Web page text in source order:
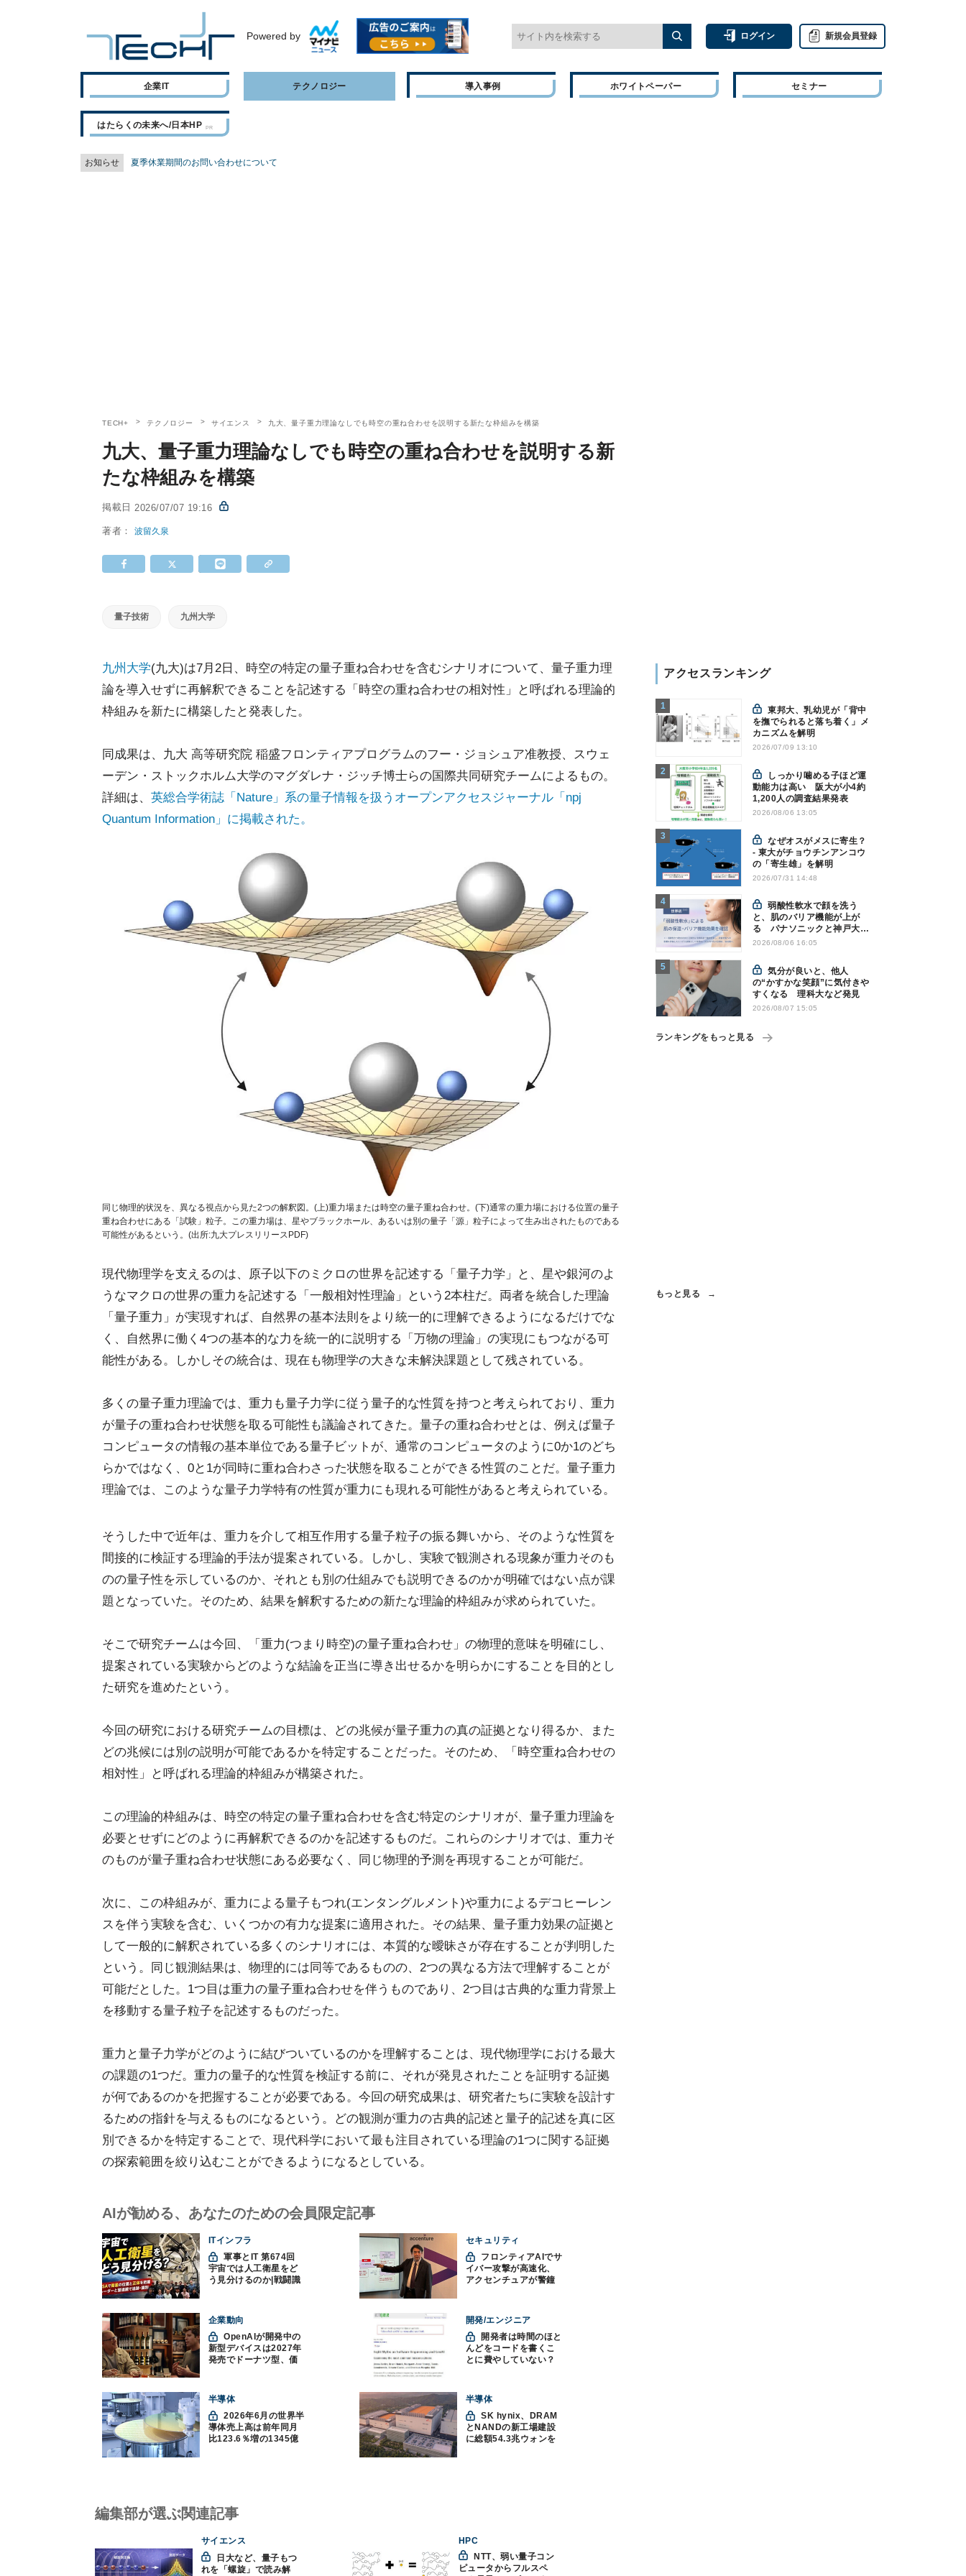
Powered by ログイン 新規会員登録
企業IT テクノロジー 導入事例 ホワイトペーパー セミナー
はたらくの未来へ/日本HP
お知らせ 夏季休業期間のお問い合わせについて
TECH+ テクノロジー サイエンス 九大、量子重力理論なしでも時空の重ね合わせを説明する新たな枠組みを構築
九大、量子重力理論なしでも時空の重ね合わせを説明する新
たな枠組みを構築
掲載日 2026/07/07 19:16
著者：波留久泉
量子技術 九州大学
九州大学(九大)は7月2日、時空の特定の量子重ね合わせを含むシナリオについて、量子重力理
論を導入せずに再解釈できることを記述する「時空の重ね合わせの相対性」と呼ばれる理論的
枠組みを新たに構築したと発表した。
同成果は、九大 高等研究院 稲盛フロンティアプログラムのフー・ジョシュア准教授、スウェ
ーデン・ストックホルム大学のマグダレナ・ジッチ博士らの国際共同研究チームによるもの。
詳細は、 英総合学術誌「Nature」系の量子情報を扱うオープンアクセスジャーナル「npj
Quantum Information」に掲載された。
同じ物理的状況を、異なる視点から見た2つの解釈図。(上)重力場または時空の量子重ね合わせ。(下)通常の重力場における位置の量子
重ね合わせにある「試験」粒子。この重力場は、星やブラックホール、あるいは別の量子「源」粒子によって生み出されたものである
可能性があるという。(出所:九大プレスリリースPDF)
現代物理学を支えるのは、原子以下のミクロの世界を記述する「量子力学」と、星や銀河のよ
うなマクロの世界の重力を記述する「一般相対性理論」という2本柱だ。両者を統合した理論
「量子重力」が実現すれば、自然界の基本法則をより統一的に理解できるようになるだけでな
く、自然界に働く4つの基本的な力を統一的に説明する「万物の理論」の実現にもつながる可
能性がある。しかしその統合は、現在も物理学の大きな未解決課題として残されている。
多くの量子重力理論では、重力も量子力学に従う量子的な性質を持つと考えられており、重力
が量子の重ね合わせ状態を取る可能性も議論されてきた。量子の重ね合わせとは、例えば量子
コンピュータの情報の基本単位である量子ビットが、通常のコンピュータのように0か1のどち
らかではなく、0と1が同時に重ね合わさった状態を取ることができる性質のことだ。量子重力
理論では、このような量子力学特有の性質が重力にも現れる可能性があると考えられている。
そうした中で近年は、重力を介して相互作用する量子粒子の振る舞いから、そのような性質を
間接的に検証する理論的手法が提案されている。しかし、実験で観測される現象が重力そのも
のの量子性を示しているのか、それとも別の仕組みでも説明できるのかが明確ではない点が課
題となっていた。そのため、結果を解釈するための新たな理論的枠組みが求められていた。
そこで研究チームは今回、「重力(つまり時空)の量子重ね合わせ」の物理的意味を明確にし、
提案されている実験からどのような結論を正当に導き出せるかを明らかにすることを目的とし
た研究を進めたという。
今回の研究における研究チームの目標は、どの兆候が量子重力の真の証拠となり得るか、また
どの兆候には別の説明が可能であるかを特定することだった。そのため、「時空重ね合わせの
相対性」と呼ばれる理論的枠組みが構築された。
この理論的枠組みは、時空の特定の量子重ね合わせを含む特定のシナリオが、量子重力理論を
必要とせずにどのように再解釈できるのかを記述するものだ。これらのシナリオでは、重力そ
のものが量子重ね合わせ状態にある必要なく、同じ物理的予測を再現することが可能だ。
次に、この枠組みが、重力による量子もつれ(エンタングルメント)や重力によるデコヒーレン
スを伴う実験を含む、いくつかの有力な提案に適用された。その結果、量子重力効果の証拠と
して一般的に解釈されている多くのシナリオには、本質的な曖昧さが存在することが判明した
という。同じ観測結果は、物理的には同等であるものの、2つの異なる方法で理解することが
可能だとした。1つ目は重力の量子重ね合わせを伴うものであり、2つ目は古典的な重力背景上
を移動する量子粒子を記述するものだった。
重力と量子力学がどのように結びついているのかを理解することは、現代物理学における最大
の課題の1つだ。重力の量子的な性質を検証する前に、それが発見されたことを証明する証拠
が何であるのかを把握することが必要である。今回の研究成果は、研究者たちに実験を設計す
るための指針を与えるものになるという。どの観測が重力の古典的記述と量子的記述を真に区
別できるかを特定することで、現代科学において最も注目されている理論の1つに関する証拠
の探索範囲を絞り込むことができるようになるとしている。
AIが勧める、あなたのための会員限定記事
ITインフラ
軍事とIT 第674回
宇宙では人工衛星をど
う見分けるのか|戦闘識
セキュリティ
イバー攻撃が高速化、
アクセンチュアが警鐘
企業動向
OpenAIが開発中の
新型デバイスは2027年
発売でドーナツ型、価
開発/エンジニア
んどをコードを書くこ
とに費やしていない？
つの神話への賛否
半導体
2026年6月の世界半
導体売上高は前年同月
比123.6％増の1345億
半導体
SK hynix、DRAM
とNANDの新工場建設
に総額54.3兆ウォンを
アクセスランキング
東邦大、乳幼児が「背中
を撫でられると落ち着く」メ
カニズムを解明
2026/07/09 13:10
動能力は高い 阪大が小4約
1,200人の調査結果発表
2026/08/06 13:05
なぜオスがメスに寄生？
- 東大がチョウチンアンコウ
の「寄生雄」を解明
2026/07/31 14:48
弱酸性軟水で顔を洗う
と、肌のバリア機能が上が
る パナソニックと神戸大が
確認
2026/08/06 16:05
気分が良いと、他人
の“かすかな笑顔”に気付きや
すくなる 理科大など発見
2026/08/07 15:05
ランキングをもっと見る
もっと見る
編集部が選ぶ関連記事
サイエンス
れを「螺旋」で読み解
HPC
ピュータからフルスペ